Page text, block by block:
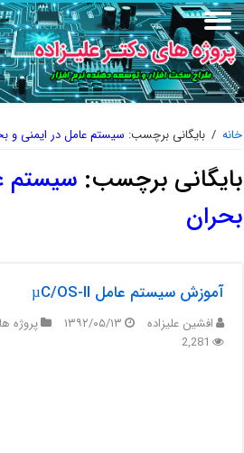
خانه / بایگانی برچسب: سیستم عامل در ایمنی و
بایگانی برچسب:سیستم
بحران
آموزش سیستم عامل µC/OS-II
افشین علیزاده ۱۳۹۲/۰۵/۱۳ پروژه
2,281